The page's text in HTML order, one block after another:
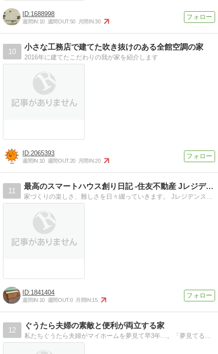
1688998
週間IN:10 週間OUT:50 月間IN:30
10
小さな工務店で建てた吹き抜けのある全館空調の家
2016年に建てたこだわりの我が家を紹介します
2065393
週間IN:10 週間OUT:20 月間IN:20
11
最高のスマートハウス創り日記 -住友不動産 Jレジデンス
家づくりの楽しさ、難しさを日々綴っていきます。 Jレジデンス仕様で間もなく建築開始です!!
1841404
週間IN:10 週間OUT:0 月間IN:15
12
ぐうたら夫婦の素敵と便利が両立する家
私たちぐうたら夫婦がマイホームを夢見て早3年…。「夢見てるだけじゃダメだ！！」と本腰を入れて家づくりをスタートさせました。ぐうたらだけどやりだしたら止まらない…